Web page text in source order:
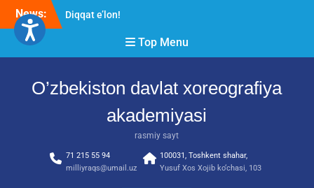
Skip
content
News:
Diqqat e’lon!
2026” tadbiri bo‘lib o‘tdi
RESPUBLIKA ILMIY-
Top Menu
O’zbekiston davlat xoreografiya
akademiyasi
rasmiy sayt
71 215 55 94
milliyraqs@umail.uz
100031, Toshkent shahar,
Yusuf Xos Xojib ko‘chasi, 103